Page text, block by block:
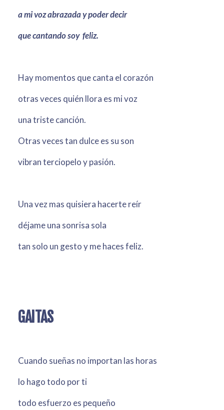
a mi voz abrazada y poder decir
que cantando soy feliz.
Hay momentos que canta el corazón
otras veces quién llora es mi voz
una triste canción.
Otras veces tan dulce es su son
vibran terciopelo y pasión.
Una vez mas quisiera hacerte reír
déjame una sonrisa sola
tan solo un gesto y me haces feliz.
GAITAS
Cuando sueñas no importan las horas
lo hago todo por ti
todo esfuerzo es pequeño